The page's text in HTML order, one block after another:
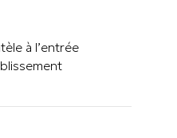
à l’entrée